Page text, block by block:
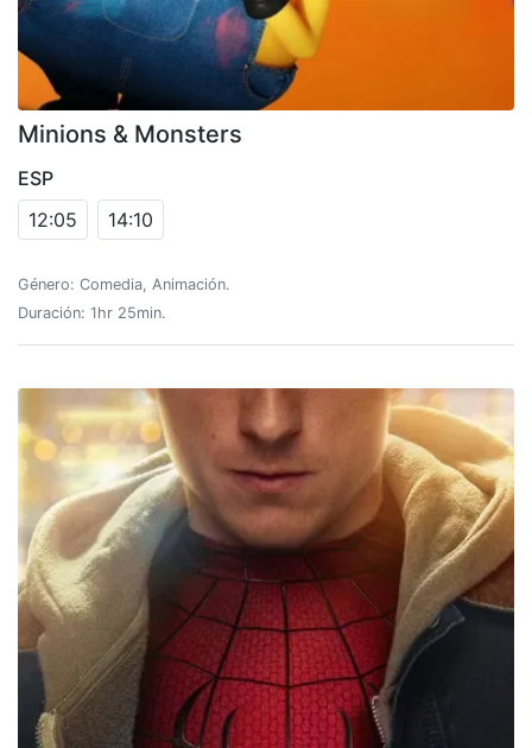
Minions & Monsters
ESP
12:05
14:10
Género: Comedia, Animación.
Duración: 1hr 25min.